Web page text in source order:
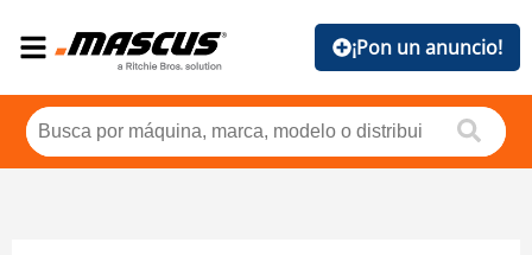
¡Pon un anuncio!